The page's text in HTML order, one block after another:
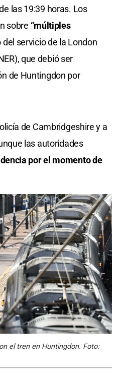
las 19:39 horas. Los
sobre “múltiples
del servicio de la London
que debió ser
de Huntingdon por
de Cambridgeshire y a
las autoridades
por el momento de
el tren en Huntingdon. Foto: